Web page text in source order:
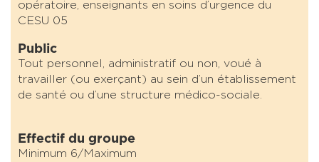
opératoire, enseignants en soins d’urgence du
CESU 05
Public
Tout personnel, administratif ou non, voué à
travailler (ou exerçant) au sein d’un établissement
de santé ou d’une structure médico-sociale.
Effectif du groupe
Minimum 6/Maximum